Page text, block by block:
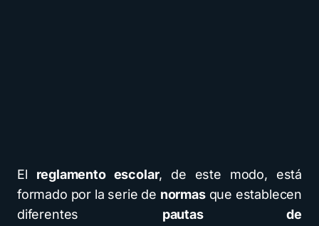
El reglamento escolar, de este modo, está
formado por la serie de normasque establecen
diferentes pautas de